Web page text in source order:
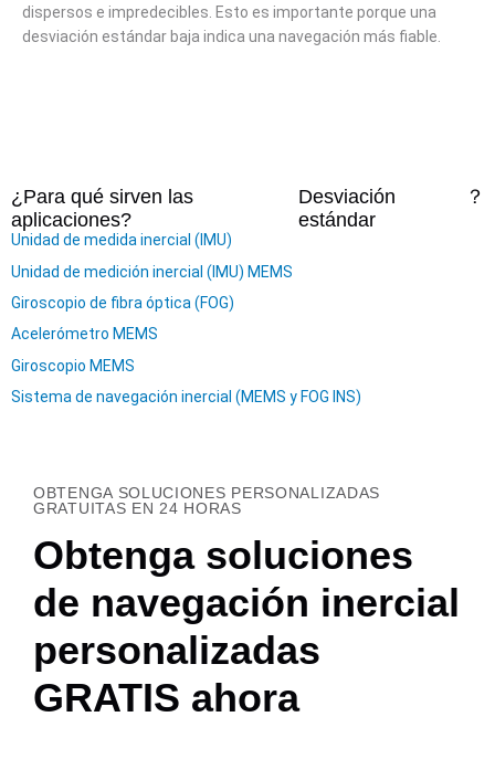
dispersos e impredecibles. Esto es importante porque una
desviación estándar baja indica una navegación más fiable.
¿Para qué sirven las
aplicaciones?
Desviación
estándar
？
Unidad de medida inercial (IMU)
Unidad de medición inercial (IMU) MEMS
Giroscopio de fibra óptica (FOG)
Acelerómetro MEMS
Giroscopio MEMS
Sistema de navegación inercial (MEMS y FOG INS)
OBTENGA SOLUCIONES PERSONALIZADAS
GRATUITAS EN 24 HORAS
Obtenga soluciones
de navegación inercial
personalizadas
GRATIS ahora